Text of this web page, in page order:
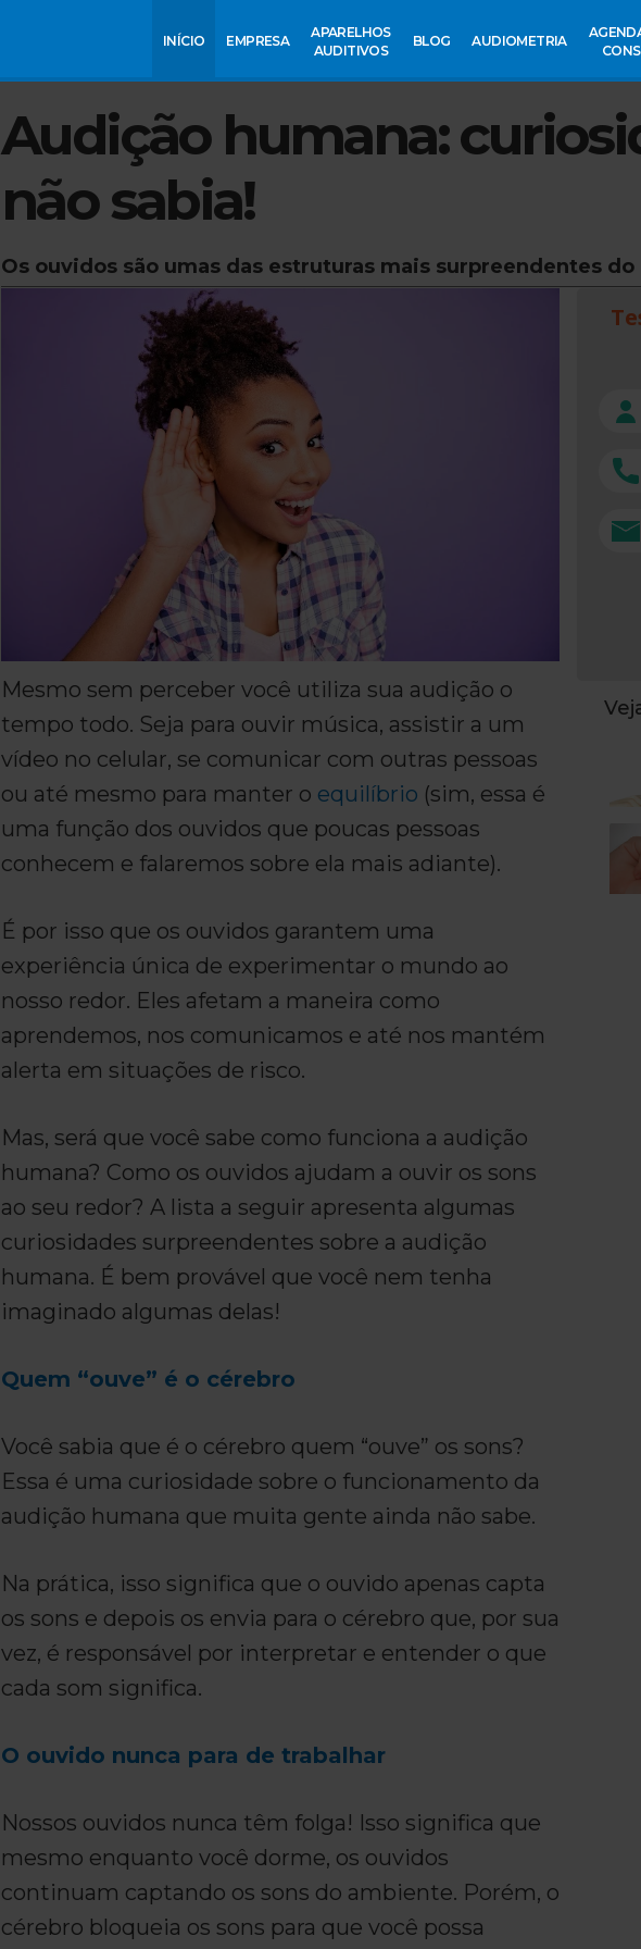
INÍCIO EMPRESA
APARELHOS
AUDITIVOS
BLOG AUDIOMETRIA
Audição humana:
não sabia!
Os ouvidos são umas das estruturas mais surpreendentes
Mesmo sem perceber você utiliza sua audição o
tempo todo. Seja para ouvir música, assistir a um
vídeo no celular, se comunicar com outras pessoas
ou até mesmo para manter o equilíbrio (sim, essa é
uma função dos ouvidos que poucas pessoas
conhecem e falaremos sobre ela mais adiante).
É por isso que os ouvidos garantem uma
experiência única de experimentar o mundo ao
nosso redor. Eles afetam a maneira como
aprendemos, nos comunicamos e até nos mantém
alerta em situações de risco.
Mas, será que você sabe como funciona a audição
humana? Como os ouvidos ajudam a ouvir os sons
ao seu redor? A lista a seguir apresenta algumas
curiosidades surpreendentes sobre a audição
humana. É bem provável que você nem tenha
imaginado algumas delas!
Quem “ouve” é o cérebro
Você sabia que é o cérebro quem “ouve” os sons?
Essa é uma curiosidade sobre o funcionamento da
audição humana que muita gente ainda não sabe.
Na prática, isso significa que o ouvido apenas capta
os sons e depois os envia para o cérebro que, por sua
vez, é responsável por interpretar e entender o que
cada som significa.
O ouvido nunca para de trabalhar
Nossos ouvidos nunca têm folga! Isso significa que
mesmo enquanto você dorme, os ouvidos
continuam captando os sons do ambiente. Porém, o
cérebro bloqueia os sons para que você possa